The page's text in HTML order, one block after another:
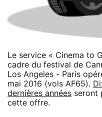
Le service « Cinema to
cadre du festival de
Los Angeles - Paris
mai 2016 (vols AF65).
dernières années seront
cette offre.